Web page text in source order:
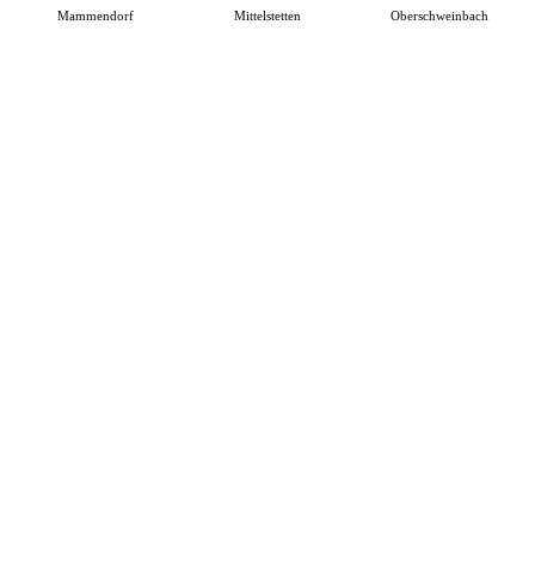
Mammendorf Mittelstetten Oberschweinbach